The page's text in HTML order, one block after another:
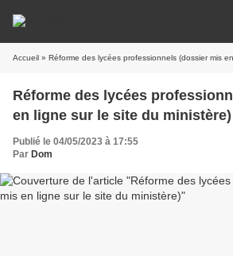
Accueil » Réforme des lycées professionnels (dossier mis
Réforme des lycées
en ligne sur le site du ministère)
Publié le 04/05/2023 à 17:55
Par Dom